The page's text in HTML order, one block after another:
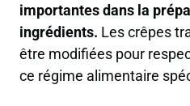
importantes dans la
ingrédients. Les crêpes
être modifiées pour
ce régime alimentaire